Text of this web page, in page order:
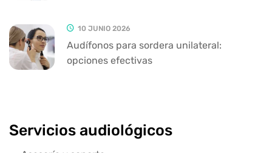
10 JUNIO 2026
Audífonos para sordera unilateral:
opciones efectivas
Servicios audiológicos